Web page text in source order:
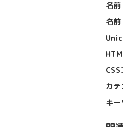
名
名
カ
キ